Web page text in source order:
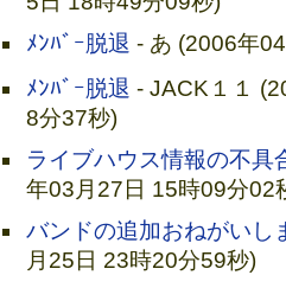
ﾒﾝﾊﾞｰ脱退 - あ (2006年
ﾒﾝﾊﾞｰ脱退 - JACK１１
8分37秒)
ライブハウス情報の不具
年03月27日 15時09分02
バンドの追加おねがいし
月25日 23時20分59秒)